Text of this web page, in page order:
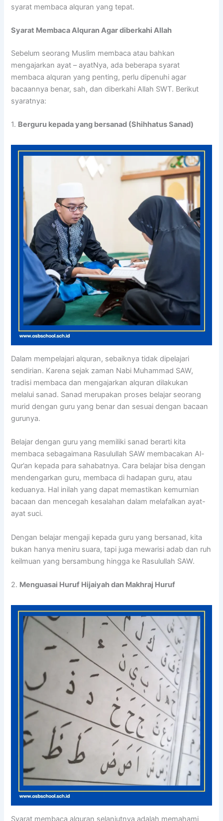
syarat membaca alquran yang tepat.
Syarat Membaca Alquran Agar diberkahi Allah
Sebelum seorang Muslim membaca atau bahkan
mengajarkan ayat – ayatNya, ada beberapa syarat
membaca alquran yang penting, perlu dipenuhi agar
bacaannya benar, sah, dan diberkahi Allah SWT. Berikut
syaratnya:
1. Berguru kepada yang bersanad (Shihhatus Sanad)
Dalam mempelajari alquran, sebaiknya tidak dipelajari
sendirian. Karena sejak zaman Nabi Muhammad SAW,
tradisi membaca dan mengajarkan alquran dilakukan
melalui sanad. Sanad merupakan proses belajar seorang
murid dengan guru yang benar dan sesuai dengan bacaan
gurunya.
Belajar dengan guru yang memiliki sanad berarti kita
membaca sebagaimana Rasulullah SAW membacakan Al-
Qur’an kepada para sahabatnya. Cara belajar bisa dengan
mendengarkan guru, membaca di hadapan guru, atau
keduanya. Hal inilah yang dapat memastikan kemurnian
bacaan dan mencegah kesalahan dalam melafalkan ayat-
ayat suci.
Dengan belajar mengaji kepada guru yang bersanad, kita
bukan hanya meniru suara, tapi juga mewarisi adab dan ruh
keilmuan yang bersambung hingga ke Rasulullah SAW.
2. Menguasai Huruf Hijaiyah dan Makhraj Huruf
Syarat membaca alquran selanjutnya adalah memahami